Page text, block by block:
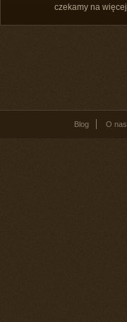
czekamy na więcej
Blog O nas